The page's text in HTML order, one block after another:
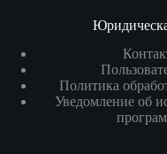
Политика
Уведомление об